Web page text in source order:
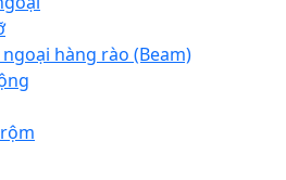
hàng rào (Beam)